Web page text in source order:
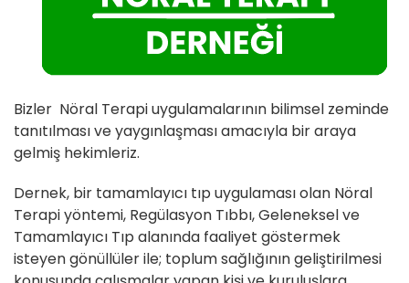
Bizler Nöral Terapi uygulamalarının bilimsel zeminde
tanıtılması ve yaygınlaşması amacıyla bir araya
gelmiş hekimleriz.
Dernek, bir tamamlayıcı tıp uygulaması olan Nöral
Terapi yöntemi, Regülasyon Tıbbı, Geleneksel ve
Tamamlayıcı Tıp alanında faaliyet göstermek
isteyen gönüllüler ile; toplum sağlığının geliştirilmesi